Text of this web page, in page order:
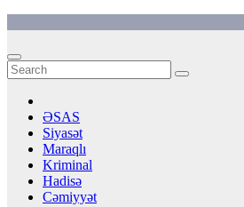
content
ƏSAS
Siyasət
Maraqlı
Kriminal
Hadisə
Cəmiyyət